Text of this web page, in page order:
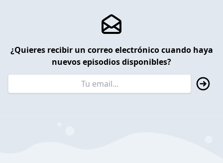
¿Quieres recibir un correo electrónico cuando haya
nuevos episodios disponibles?